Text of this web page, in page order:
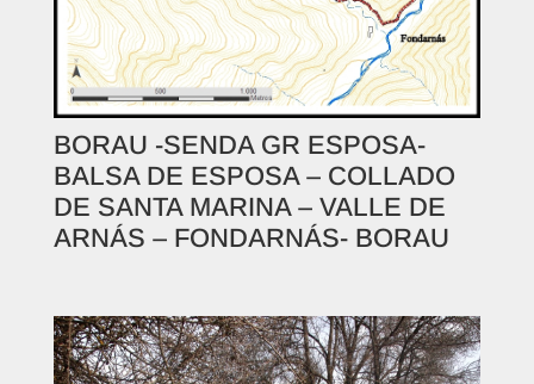
BORAU -SENDA GR ESPOSA-
BALSA DE ESPOSA – COLLADO
DE SANTA MARINA – VALLE DE
ARNÁS – FONDARNÁS- BORAU